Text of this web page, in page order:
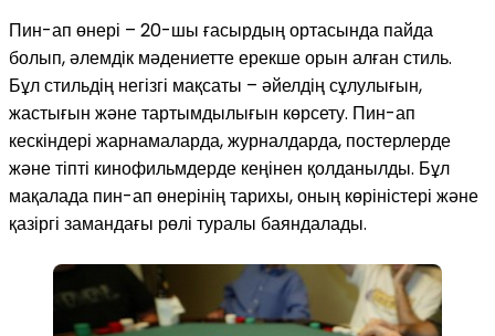
Пин-ап өнері – 20-шы ғасырдың ортасында пайда
болып, әлемдік мәдениетте ерекше орын алған стиль.
Бұл стильдің негізгі мақсаты – әйелдің сұлулығын,
жастығын және тартымдылығын көрсету. Пин-ап
кескіндері жарнамаларда, журналдарда, постерлерде
және тіпті кинофильмдерде кеңінен қолданылды. Бұл
мақалада пин-ап өнерінің тарихы, оның көріністері және
қазіргі замандағы рөлі туралы баяндалады.